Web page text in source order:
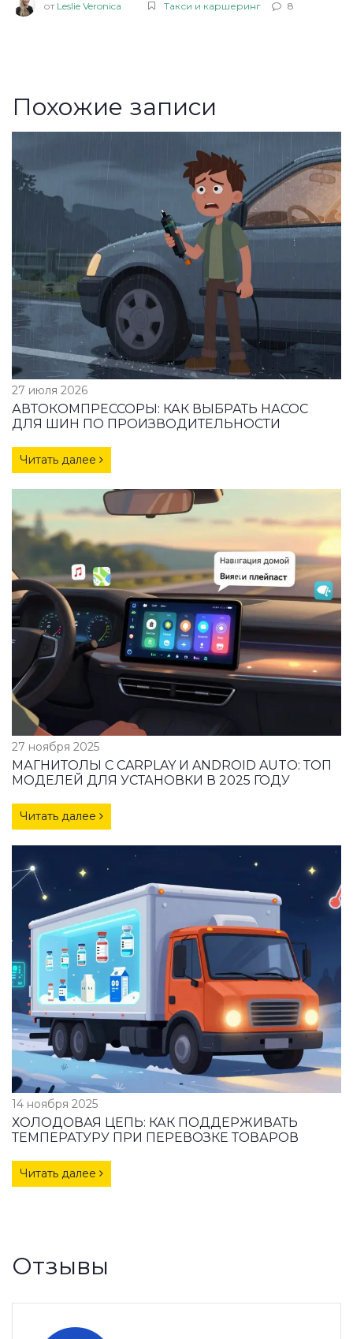
от Leslie Veronica Такси и каршеринг 8
Похожие записи
27 июля 2026
АВТОКОМПРЕССОРЫ: КАК ВЫБРАТЬ НАСОС
ДЛЯ ШИН ПО ПРОИЗВОДИТЕЛЬНОСТИ
Читать далее
27 ноября 2025
МАГНИТОЛЫ С CARPLAY И ANDROID AUTO: ТОП
МОДЕЛЕЙ ДЛЯ УСТАНОВКИ В 2025 ГОДУ
Читать далее
14 ноября 2025
ХОЛОДОВАЯ ЦЕПЬ: КАК ПОДДЕРЖИВАТЬ
ТЕМПЕРАТУРУ ПРИ ПЕРЕВОЗКЕ ТОВАРОВ
Читать далее
Отзывы